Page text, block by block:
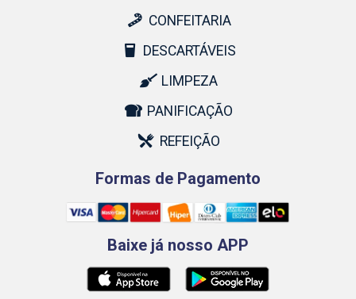
CONFEITARIA
DESCARTÁVEIS
LIMPEZA
PANIFICAÇÃO
REFEIÇÃO
Formas de Pagamento
Baixe já nosso APP